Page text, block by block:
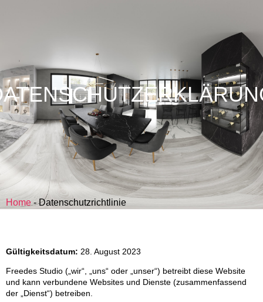
Home -Datenschutzrichtlinie
Gültigkeitsdatum: 28. August 2023
Freedes Studio („wir“, „uns“ oder „unser“) betreibt diese Website
und kann verbundene Websites und Dienste (zusammenfassend
der „Dienst“) betreiben.